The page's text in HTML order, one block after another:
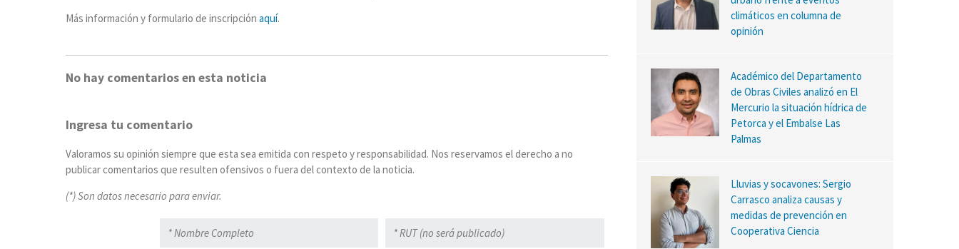
Más información y formulario de inscripción aquí.
No hay comentarios en esta noticia
Ingresa tu comentario
Valoramos su opinión siempre que esta sea emitida con respeto y responsabilidad. Nos reservamos el derecho a no
publicar comentarios que resulten ofensivos o fuera del contexto de la noticia.
(*) Son datos necesario para enviar.
climáticos en columna de
opinión
Académico del Departamento
de Obras Civiles analizó en El
Mercurio la situación hídrica de
Petorca y el Embalse Las
Palmas
Lluvias y socavones: Sergio
Carrasco analiza causas y
medidas de prevención en
Cooperativa Ciencia